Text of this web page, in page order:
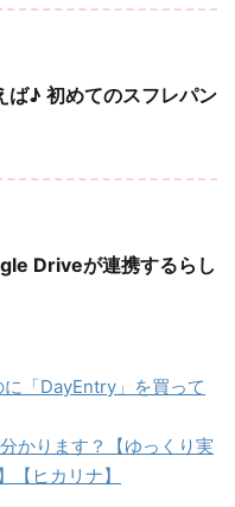
ば♪ 初めてのスフレパン
Driveが連携するらし
「DayEntry」を買って
かります？【ゆっくり実
【ヒカリナ】